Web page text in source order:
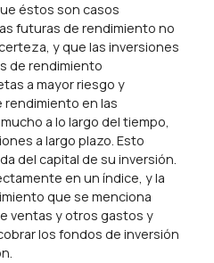
éstos son casos
futuras de rendimiento no
y que las inversiones
de rendimiento
a mayor riesgo y
rendimiento en las
a lo largo del tiempo,
a largo plazo. Esto
del capital de su inversión.
en un índice, y la
que se menciona
ventas y otros gastos y
los fondos de inversión